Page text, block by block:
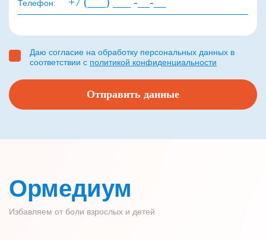
Телефон:
Даю согласие на обработку персональных данных в
соответствии с политикой конфиденциальности
Ормедиум
Избавляем от боли взрослых и детей